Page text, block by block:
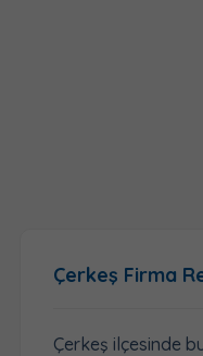
Çerkeş Firma
Çerkeş ilçesinde